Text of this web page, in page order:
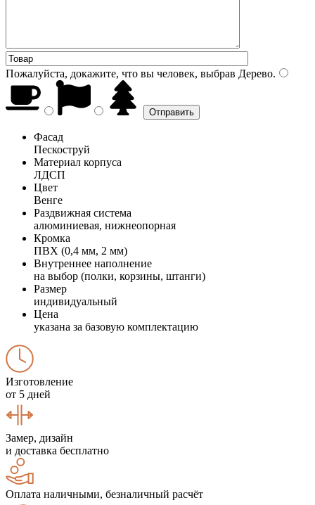
Пожалуйста, докажите, что вы человек, выбрав Дерево.
Фасад
Пескоструй
Материал корпуса
ЛДСП
Цвет
Венге
Раздвижная система
алюминиевая, нижнеопорная
Кромка
ПВХ (0,4 мм, 2 мм)
Внутреннее наполнение
на выбор (полки, корзины, штанги)
Размер
индивидуальный
Цена
указана за базовую комплектацию
Изготовление
от 5 дней
Замер, дизайн
и доставка бесплатно
Оплата наличными, безналичный расчёт